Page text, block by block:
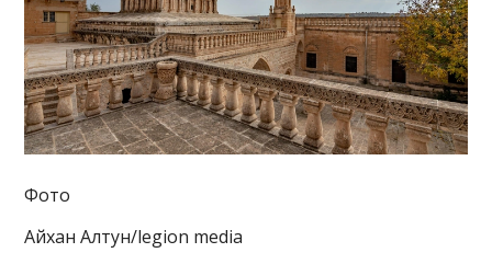
Фото
Айхан Алтун/legion media